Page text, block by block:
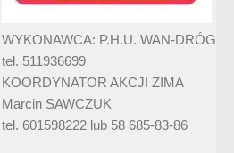
WYKONAWCA: P.H.U. WAN-DRÓG
tel. 511936699
KOORDYNATOR AKCJI ZIMA
Marcin SAWCZUK
tel. 601598222 lub 58 685-83-86